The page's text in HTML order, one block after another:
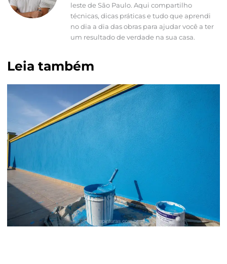
leste de São Paulo. Aqui compartilho
técnicas, dicas práticas e tudo que aprendi
no dia a dia das obras para ajudar você a ter
um resultado de verdade na sua casa.
Leia também